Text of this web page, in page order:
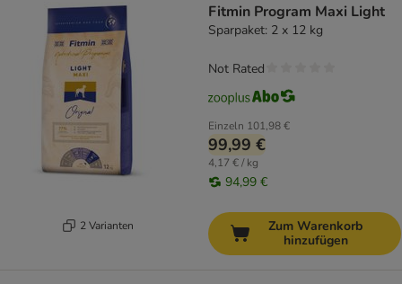
2 Varianten
Fitmin Program Maxi Light
Sparpaket: 2 x 12 kg
Einzeln 101,98 €
99,99 €
4,17 € / kg
94,99 €
Not Rated
Zum Warenkorb
hinzufügen